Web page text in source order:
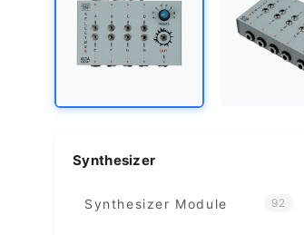
Synthesizer
Synthesizer Module 92